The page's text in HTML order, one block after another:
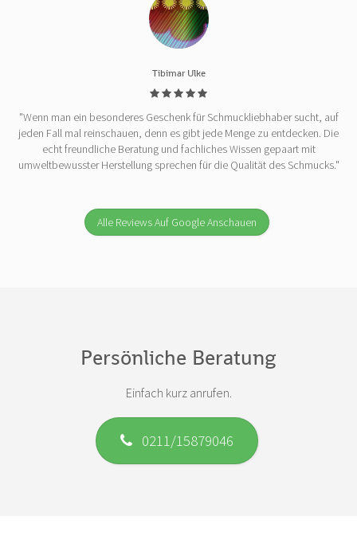
Tibimar Ulke
"Wenn man ein besonderes Geschenk für Schmuckliebhaber sucht, auf
jeden Fall mal reinschauen, denn es gibt jede Menge zu entdecken. Die
echt freundliche Beratung und fachliches Wissen gepaart mit
umweltbewusster Herstellung sprechen für die Qualität des Schmucks."
Alle Reviews Auf Google Anschauen
Persönliche Beratung
Einfach kurz anrufen.
0211/15879046